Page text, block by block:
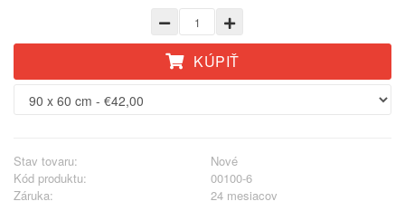
KÚPIŤ
Stav tovaru:
Nové
Kód produktu:
00100-6
Záruka:
24 mesiacov